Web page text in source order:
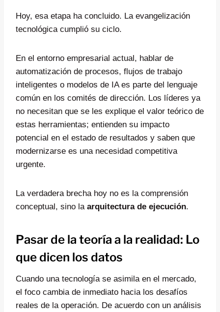
Hoy, esa etapa ha concluido. La evangelización
tecnológica cumplió su ciclo.
En el entorno empresarial actual, hablar de
automatización de procesos, flujos de trabajo
inteligentes o modelos de IA es parte del lenguaje
común en los comités de dirección. Los líderes ya
no necesitan que se les explique el valor teórico de
estas herramientas; entienden su impacto
potencial en el estado de resultados y saben que
modernizarse es una necesidad competitiva
urgente.
La verdadera brecha hoy no es la comprensión
conceptual, sino la arquitectura de ejecución.
Pasar de la teoría a la realidad: Lo
que dicen los datos
Cuando una tecnología se asimila en el mercado,
el foco cambia de inmediato hacia los desafíos
reales de la operación. De acuerdo con un análisis